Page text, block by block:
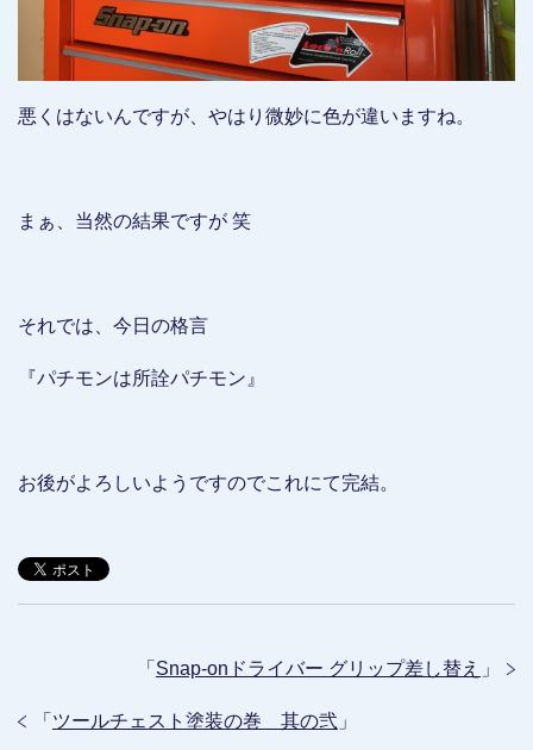
悪くはないんですが、やはり微妙に色が違いますね。
まぁ、当然の結果ですが 笑
それでは、今日の格言
『パチモンは所詮パチモン』
お後がよろしいようですのでこれにて完結。
「 Snap-onドライバー グリップ差し替え 」
「 ツールチェスト塗装の巻 其の弐 」